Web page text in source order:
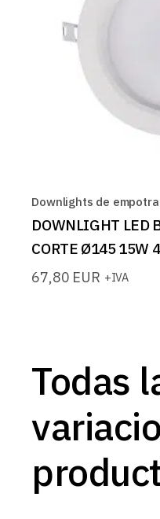
Downlights de
DOWNLIGHT LED
CORTE Ø145 15W
67,80 EUR +IVA
Todas